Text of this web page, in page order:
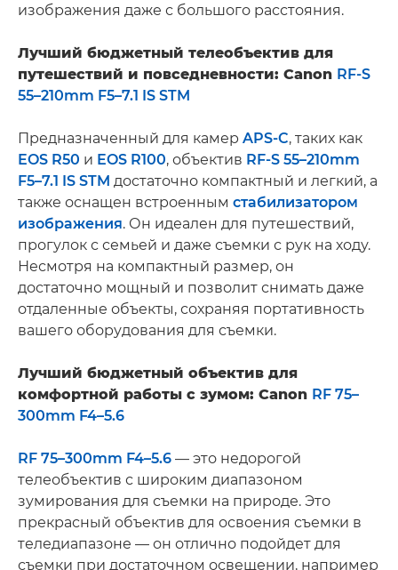
изображения даже с большого расстояния.
Лучший бюджетный телеобъектив для
путешествий и повседневности: Canon RF-S
55–210mm F5–7.1 IS STM
Предназначенный для камер APS-C, таких как
EOS R50 и EOS R100, объектив RF-S 55–210mm
F5–7.1 IS STM достаточно компактный и легкий, а
также оснащен встроенным стабилизатором
изображения. Он идеален для путешествий,
прогулок с семьей и даже съемки с рук на ходу.
Несмотря на компактный размер, он
достаточно мощный и позволит снимать даже
отдаленные объекты, сохраняя портативность
вашего оборудования для съемки.
Лучший бюджетный объектив для
комфортной работы с зумом: Canon RF 75–
300mm F4–5.6
RF 75–300mm F4–5.6 — это недорогой
телеобъектив с широким диапазоном
зумирования для съемки на природе. Это
прекрасный объектив для освоения съемки в
теледиапазоне — он отлично подойдет для
съемки при достаточном освещении, например